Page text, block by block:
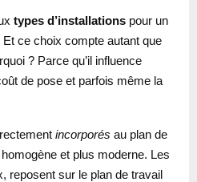
types d’installations pour un
ce choix compte autant que
? Parce qu’il influence
de pose et parfois même la
incorporés au plan de
et plus moderne. Les
reposent sur le plan de travail